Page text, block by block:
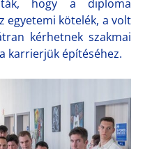
hogy a diploma
egyetemi kötelék, a volt
kérhetnek szakmai
karrierjük építéséhez.